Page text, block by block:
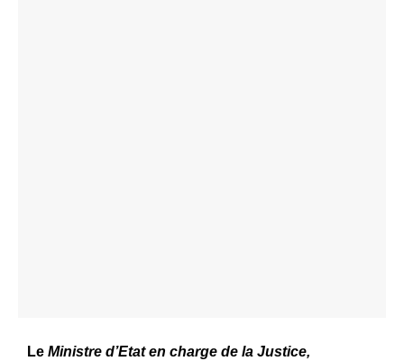
Le Ministre d’Etat en charge de la Justice,